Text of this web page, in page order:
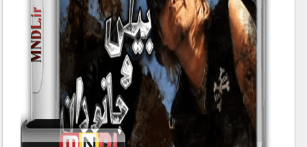
فرهنگ / هنر
کیهان / نجوم
گردشگری
ماورایی
مسابقات / ورزشی